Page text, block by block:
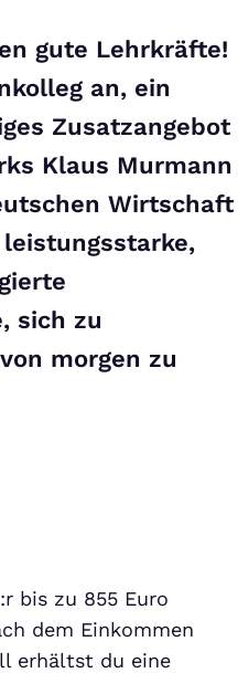
gute Lehrkräfte!
an, ein
Zusatzangebot
Klaus Murmann
Wirtschaft
sich zu
morgen zu
bis zu 855 Euro
dem Einkommen
erhältst du eine